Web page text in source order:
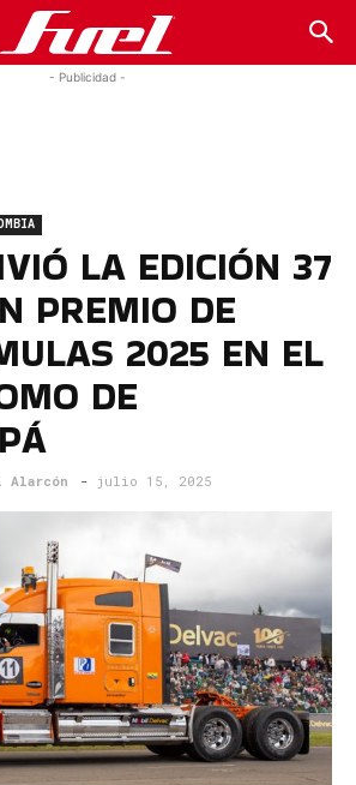
- Publicidad -
LA EDICIÓN 37
PREMIO DE
2025 EN EL
DE
Alarcón - julio 15, 2025